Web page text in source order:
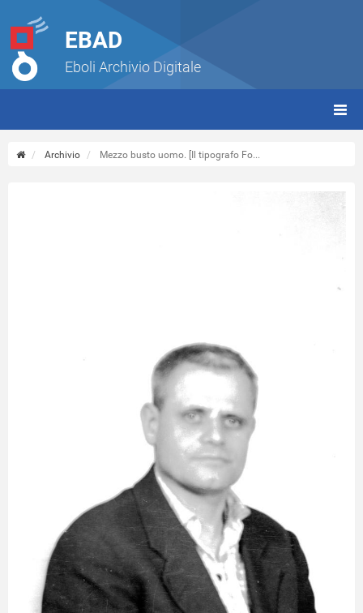
EBAD
Eboli Archivio Digitale
Archivio Mezzo busto uomo. [Il tipografo Fo...